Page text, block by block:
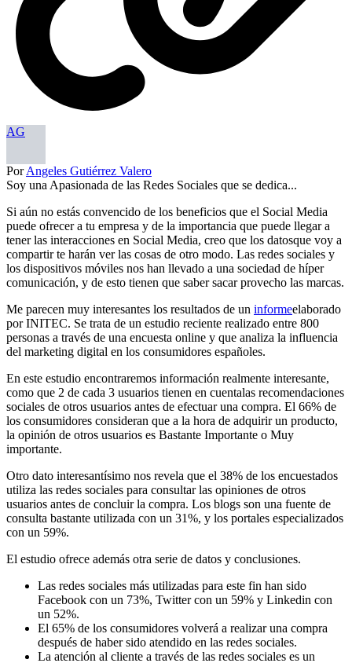
AG
PorAngeles Gutiérrez Valero
Soy una Apasionada de las Redes Sociales que se dedica...
Si aún no estás convencido de los beneficios que el Social Media
puede ofrecer a tu empresa y de la importancia que puede llegar a
tener las interacciones en Social Media, creo que los datosque voy a
compartir te harán ver las cosas de otro modo. Las redes sociales y
los dispositivos móviles nos han llevado a una sociedad de híper
comunicación, y de esto tienen que saber sacar provecho las marcas.
Me parecen muy interesantes los resultados de un informeelaborado
por INITEC. Se trata de un estudio reciente realizado entre 800
personas a través de una encuesta online y que analiza la influencia
del marketing digital en los consumidores españoles.
En este estudio encontraremos información realmente interesante,
como que 2 de cada 3 usuarios tienen en cuentalas recomendaciones
sociales de otros usuarios antes de efectuar una compra. El 66% de
los consumidores consideran que a la hora de adquirir un producto,
la opinión de otros usuarios es Bastante Importante o Muy
importante.
Otro dato interesantísimo nos revela que el 38% de los encuestados
utiliza las redes sociales para consultar las opiniones de otros
usuarios antes de concluir la compra. Los blogs son una fuente de
consulta bastante utilizada con un 31%, y los portales especializados
con un 59%.
El estudio ofrece además otra serie de datos y conclusiones.
Las redes sociales más utilizadas para este fin han sido
Facebook con un 73%, Twitter con un 59% y Linkedin con
un 52%.
El 65% de los consumidores volverá a realizar una compra
después de haber sido atendido en las redes sociales.
La atención al cliente a través de las redes sociales es un